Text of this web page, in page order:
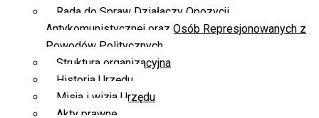
Rada do Spraw Działaczy Opozycji
Antykomunistycznej oraz Osób Represjonowanych z
Powodów Politycznych
Struktura organizacyjna
Historia Urzędu
Misja i wizja Urzędu
Akty prawne